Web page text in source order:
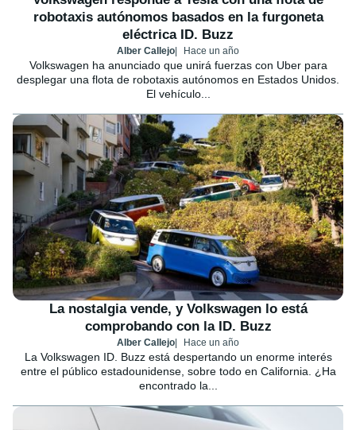
robotaxis autónomos basados en la furgoneta
eléctrica ID. Buzz
Alber Callejo Hace un año
Volkswagen ha anunciado que unirá fuerzas con Uber para
desplegar una flota de robotaxis autónomos en Estados Unidos.
El vehículo...
La nostalgia vende, y Volkswagen lo está
comprobando con la ID. Buzz
Alber Callejo Hace un año
La Volkswagen ID. Buzz está despertando un enorme interés
entre el público estadounidense, sobre todo en California. ¿Ha
encontrado la...